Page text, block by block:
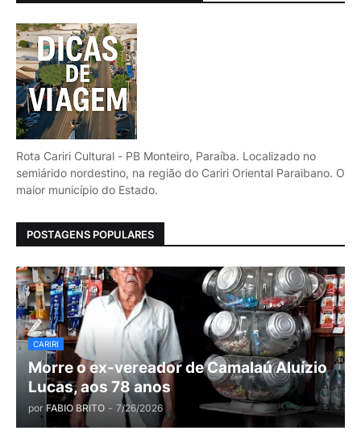
Rota Cariri Cultural - PB Monteiro, Paraíba. Localizado no
semiárido nordestino, na região do Cariri Oriental Paraibano. O
maior município do Estado.
POSTAGENS POPULARES
CARIRI
Morre o ex-vereador de Camalaú Aluízio
Lucas, aos 78 anos
por FABIO BRITO - 7/26/2026